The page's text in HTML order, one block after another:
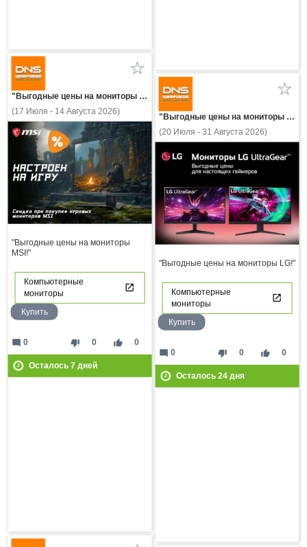
"Выгодные цены на мониторы MSI!"
(17 Июля - 14 Августа 2026)
"Выгодные цены на мониторы
MSI!"
Компьютерные
мониторы
Купить
thumb_down 0 thumb_up 0
mode_comment 0
Осталось 7дней
"Выгодные цены на мониторы LG!"
(20 Июля - 31 Августа 2026)
"Выгодные цены на мониторы LG!"
Компьютерные
мониторы
Купить
thumb_down 0 thumb_up 0
mode_comment 0
Осталось 24дня